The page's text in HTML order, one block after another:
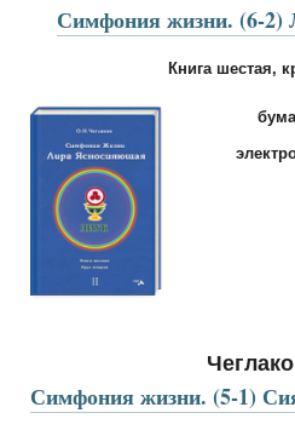
Симфония жизни. (6-
Книга шестая,
Симфония жизни. (5-1)